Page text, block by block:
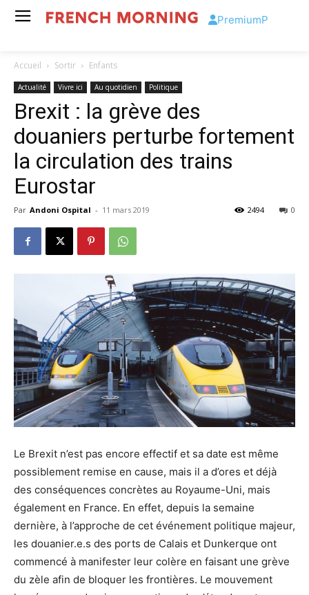
PremiumP
Accueil Sortir Enfants
Actualité Vivre ici Au quotidien Politique
Brexit : la grève des
douaniers perturbe fortement
la circulation des trains
Eurostar
Par Andoni Ospital - 11 mars 2019 0
2494
Le Brexit n’est pas encore effectif et sa date est même
possiblement remise en cause, mais il a d’ores et déjà
des conséquences concrètes au Royaume-Uni, mais
également en France. En effet, depuis la semaine
dernière, à l’approche de cet événement politique majeur,
les douanier.e.s des ports de Calais et Dunkerque ont
commencé à manifester leur colère en faisant une grève
du zèle afin de bloquer les frontières. Le mouvement